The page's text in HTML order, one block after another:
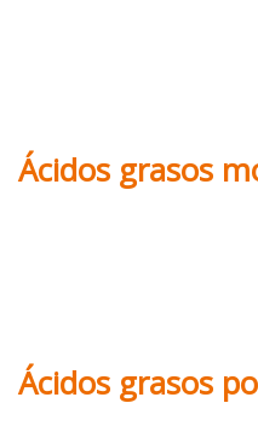
Ácidos grasos
Ácidos grasos